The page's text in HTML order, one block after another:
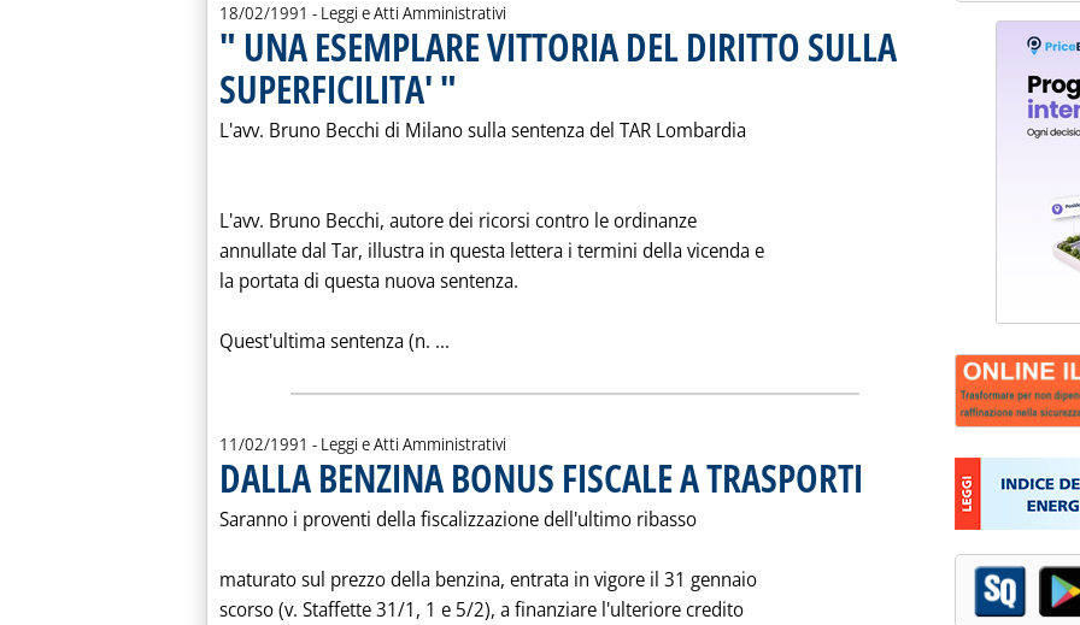
18/02/1991 - Leggi e Atti Amministrativi
" UNA ESEMPLARE VITTORIA DEL DIRITTO SULLA
SUPERFICILITA' "
L'avv. Bruno Becchi di Milano sulla sentenza del TAR Lombardia
L'avv. Bruno Becchi, autore dei ricorsi contro le ordinanze
annullate dal Tar, illustra in questa lettera i termini della vicenda e
la portata di questa nuova sentenza.
Quest'ultima sentenza (n. ...
11/02/1991 - Leggi e Atti Amministrativi
DALLA BENZINA BONUS FISCALE A TRASPORTI
Saranno i proventi della fiscalizzazione dell'ultimo ribasso
maturato sul prezzo della benzina, entrata in vigore il 31 gennaio
scorso (v. Staffette 31/1, 1 e 5/2), a finanziare l'ulteriore credito